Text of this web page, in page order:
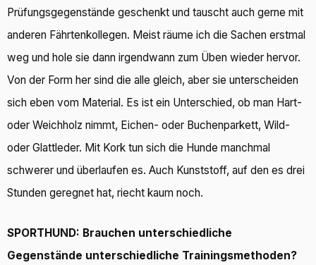
Prüfungsgegenstände geschenkt und tauscht auch gerne mit
anderen Fährtenkollegen. Meist räume ich die Sachen erstmal
weg und hole sie dann irgendwann zum Üben wieder hervor.
Von der Form her sind die alle gleich, aber sie unterscheiden
sich eben vom Material. Es ist ein Unterschied, ob man Hart-
oder Weichholz nimmt, Eichen- oder Buchenparkett, Wild-
oder Glattleder. Mit Kork tun sich die Hunde manchmal
schwerer und überlaufen es. Auch Kunststoff, auf den es drei
Stunden geregnet hat, riecht kaum noch.
SPORTHUND: Brauchen unterschiedliche
Gegenstände unterschiedliche Trainingsmethoden?